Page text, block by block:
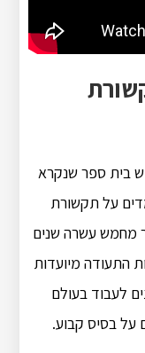
בית ספר שנקרא
על תקשורת
מחמש עשרה שנים
התעודה מיועדות
לעבוד בעולם
על בסיס קבוע.